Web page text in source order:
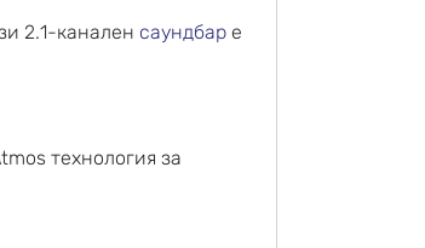
2.1-канален саундбар е
технология за